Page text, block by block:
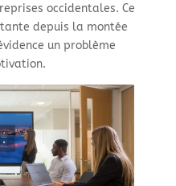
occidentales. Ce
depuis la montée
un problème